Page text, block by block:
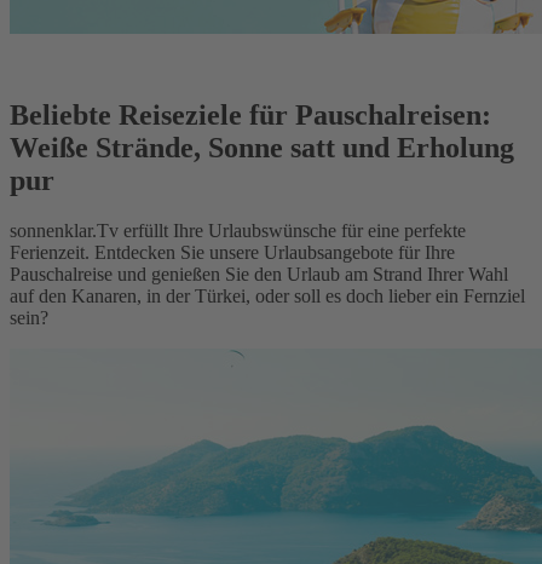
Beliebte Reiseziele für Pauschalreisen:
Weiße Strände, Sonne satt und Erholung
pur
sonnenklar.Tv erfüllt Ihre Urlaubswünsche für eine perfekte
Ferienzeit. Entdecken Sie unsere Urlaubsangebote für Ihre
Pauschalreise und genießen Sie den Urlaub am Strand Ihrer Wahl
auf den Kanaren, in der Türkei, oder soll es doch lieber ein Fernziel
sein?